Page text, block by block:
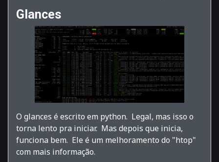
Glances
O glances é escrito em python. Legal, mas isso o
torna lento pra iniciar. Mas depois que inicia,
funciona bem. Ele é um melhoramento do "htop"
com mais informação.